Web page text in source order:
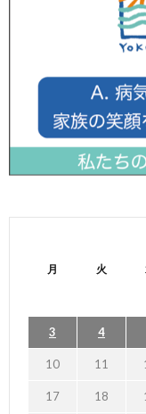
月 火
3 4
10 11
17 18